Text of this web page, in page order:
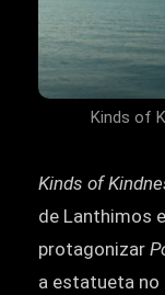
Kinds of
Kinds of
de Lanthimos
protagonizar
a estatueta no